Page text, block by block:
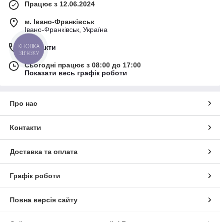
Працює з 12.06.2024
м. Івано-Франківськ
Івано-Франківськ, Україна
Контакти
Сьогодні працює з 08:00 до 17:00
Показати весь графік роботи
Про нас
Контакти
Доставка та оплата
Графік роботи
Повна версія сайту
КНОПКА
ЗВ'ЯЗКУ